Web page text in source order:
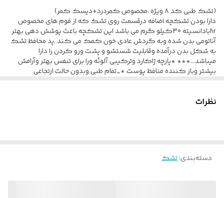
لایه ترموفلت تقسیم فشار دانسیته
دیواره حوضچه ای شکل
لایه ترمو فلت تقسیم فشار
(تشک طبی کد ۸ ویژه ،مخصوص کمردرد+دیسک کمر)
دارا بودن تشکچه اضافه درقسمت روی تشک که از فوم های مخصوص
hrبادانسیته 30کیلو گرم می باشد این تشکچه باعث پوشش دهی بهتر
آناتومی بدن شده وبه گردش عادی خون کمک می کند .پد محافظ تشک
به شکل بدن درآمده وقابلیت شستشو و پشت ورو کردن را دارا
میباشد...*** *پارچه ژاکارد وترکیبی آلوئه ورا برای تنفس بهتر وآرامش
بیشتر وباز کننده منافظ پوست *_تمام طبی وبدون حالت ارتجاعی
نظرات
دسته‌بندی:تشک